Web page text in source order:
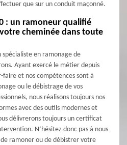
que sur un conduit maçonné.
: un ramoneur qualifié
cheminée dans toute
en ramonage de
Ayant exercé le métier depuis
faire et nos compétences sont à
ou le débistrage de vos
nous réalisons toujours nos
avec des outils modernes et
délivrerons toujours un certificat
N’hésitez donc pas à nous
ramoner ou de débistrer votre